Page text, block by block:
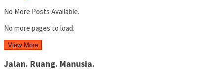
No More Posts Available.
No more pages to load.
View More
Jalan. Ruang. Manusia.